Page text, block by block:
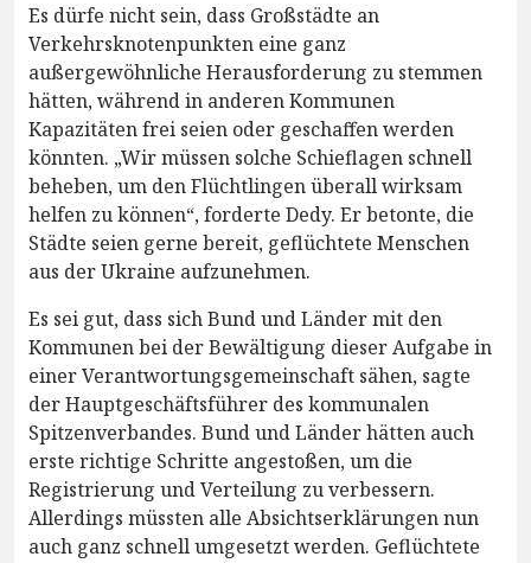
Es dürfe nicht sein, dass Großstädte an
Verkehrsknotenpunkten eine ganz
außergewöhnliche Herausforderung zu stemmen
hätten, während in anderen Kommunen
Kapazitäten frei seien oder geschaffen werden
könnten. „Wir müssen solche Schieflagen schnell
beheben, um den Flüchtlingen überall wirksam
helfen zu können“, forderte Dedy. Er betonte, die
Städte seien gerne bereit, geflüchtete Menschen
aus der Ukraine aufzunehmen.
Es sei gut, dass sich Bund und Länder mit den
Kommunen bei der Bewältigung dieser Aufgabe in
einer Verantwortungsgemeinschaft sähen, sagte
der Hauptgeschäftsführer des kommunalen
Spitzenverbandes. Bund und Länder hätten auch
erste richtige Schritte angestoßen, um die
Registrierung und Verteilung zu verbessern.
Allerdings müssten alle Absichtserklärungen nun
auch ganz schnell umgesetzt werden. Geflüchtete